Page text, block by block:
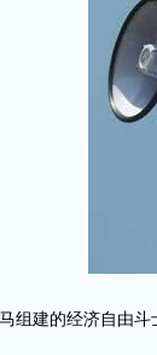
组建的经济自由